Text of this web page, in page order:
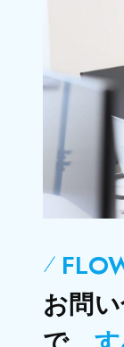
お問